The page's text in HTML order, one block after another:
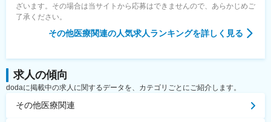
ざいます。その場合は当サイトから応募はできませんので、あらかじめご
了承ください。
その他医療関連の人気求人ランキングを詳しく見る
求人の傾向
dodaに掲載中の求人に関するデータを、カテゴリごとにご紹介します。
その他医療関連